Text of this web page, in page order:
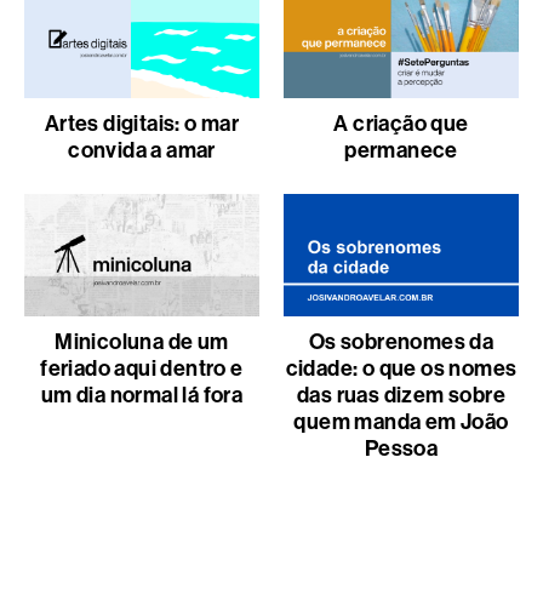
Artes digitais: o mar
convida a amar
A criação que
permanece
Minicoluna de um
feriado aqui dentro e
um dia normal lá fora
Os sobrenomes da
cidade: o que os nomes
das ruas dizem sobre
quem manda em João
Pessoa